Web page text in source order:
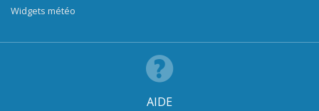
Widgets météo
AIDE